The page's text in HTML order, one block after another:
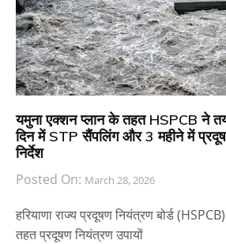
यमुना एक्शन प्लान के तहत HSPCB ने
दिन में STP सैंपलिंग और 3 महीने में
निर्देश
Posted On: March 28, 2026
हरियाणा राज्य प्रदूषण नियंत्रण बोर्ड
तहत प्रदूषण नियंत्रण उपायों